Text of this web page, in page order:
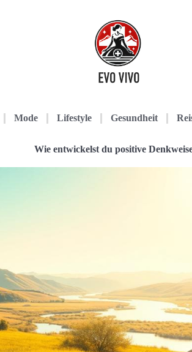
Mode Lifestyle Gesundheit
Wie entwickelst du positive